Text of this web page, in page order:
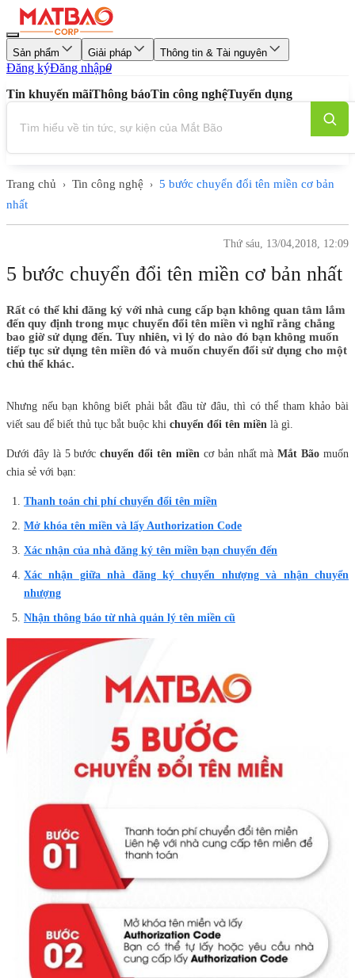
Sản phẩm Giải pháp Thông tin & Tài nguyên
Đăng kýĐăng nhập0
Tin khuyến mãiThông báoTin công nghệTuyển dụng
Trang chủ › Tin công nghệ › 5 bước chuyển đổi tên miền cơ bản
nhất
Thứ sáu, 13/04,2018, 12:09
5 bước chuyển đổi tên miền cơ bản nhất
Rất có thể khi đăng ký với nhà cung cấp bạn không quan tâm lắm
đến quy định trong mục chuyển đổi tên miền vì nghĩ rằng chẳng
bao giờ sử dụng đến. Tuy nhiên, vì lý do nào đó bạn không muốn
tiếp tục sử dụng tên miền đó và muốn chuyển đổi sử dụng cho một
chủ thể khác.
Nhưng nếu bạn không biết phải bắt đầu từ đâu, thì có thể tham khảo bài
viết sau để biết thủ tục bắt buộc khi chuyển đổi tên miền là gì.
Dưới đây là 5 bướcchuyển đổi tên miềncơ bản nhất màMắt Bão muốn
chia sẻ với bạn:
Thanh toán chi phí chuyển đổi tên miền
Mở khóa tên miền và lấy Authorization Code
Xác nhận của nhà đăng ký tên miền bạn chuyển đến
Xác nhận giữa nhà đăng ký chuyển nhượng và nhận chuyển
nhượng
Nhận thông báo từ nhà quản lý tên miền cũ